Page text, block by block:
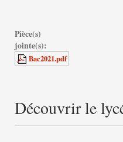
Pièce(s)
jointe(s):
Bac2021.pdf
Découvrir le